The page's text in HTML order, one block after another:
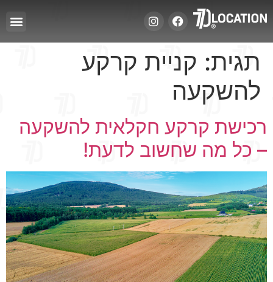
תגית: קניית קרקע
להשקעה
רכישת קרקע חקלאית להשקעה
– כל מה שחשוב לדעת!